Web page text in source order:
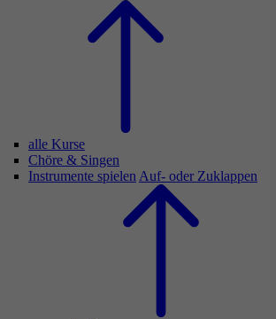
alle Kurse
Chöre & Singen
Instrumente spielen Auf- oder Zuklappen